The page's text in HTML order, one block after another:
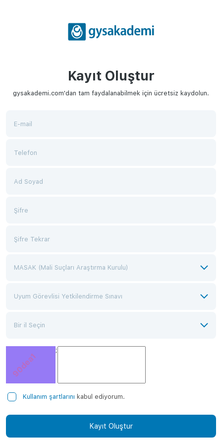
Kayıt Oluştur
gysakademi.com'dan tam faydalanabilmek için ücretsiz kaydolun.
;
Kullanım şartlarını kabul ediyorum.